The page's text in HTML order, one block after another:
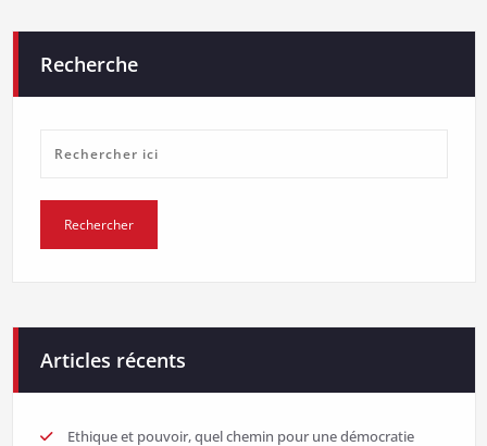
Recherche
Articles récents
Ethique et pouvoir, quel chemin pour une démocratie